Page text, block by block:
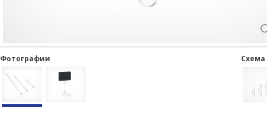
Фотографии Схема